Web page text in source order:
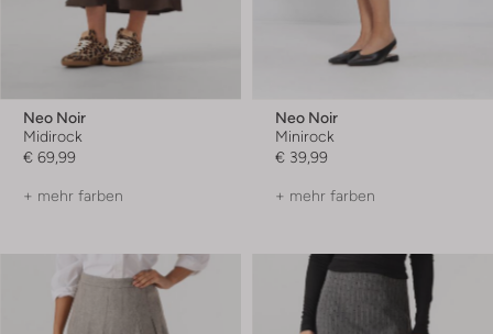
Neo Noir
Midirock
€ 69,99
+ mehr farben
Neo Noir
Minirock
€ 39,99
+ mehr farben